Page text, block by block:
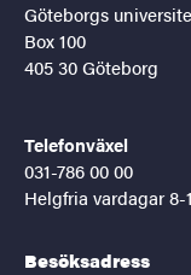
Göteborgs
Box 100
405 30 Göteborg
Telefonväxel
031-786 00 00
Helgfria vardagar 8-
Besöksadress